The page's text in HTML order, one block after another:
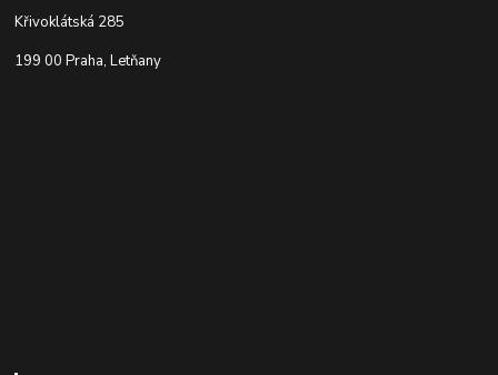
Křivoklátská 285
199 00 Praha, Letňany